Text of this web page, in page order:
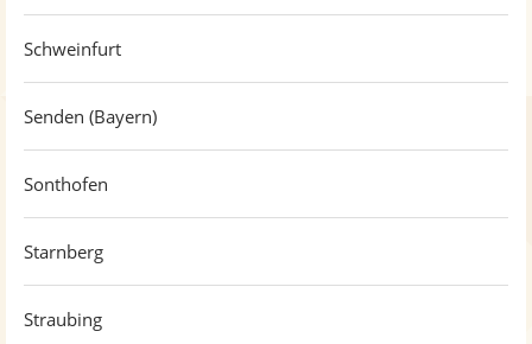
Schweinfurt
Senden (Bayern)
Sonthofen
Starnberg
Straubing